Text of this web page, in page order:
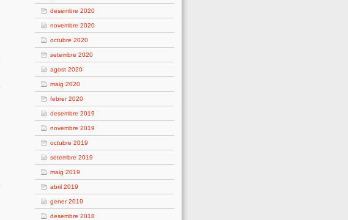
desembre 2020
novembre 2020
octubre 2020
setembre 2020
agost 2020
maig 2020
febrer 2020
desembre 2019
novembre 2019
octubre 2019
setembre 2019
maig 2019
abril 2019
gener 2019
desembre 2018